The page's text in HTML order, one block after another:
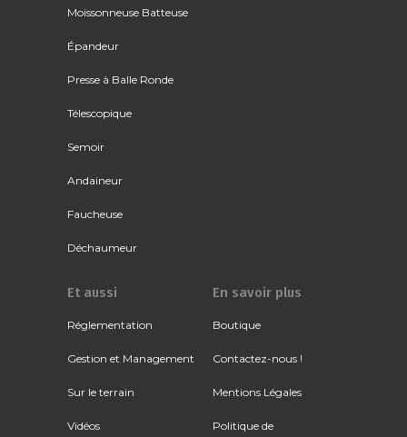
Moissonneuse Batteuse
Épandeur
Presse à Balle Ronde
Télescopique
Semoir
Andaineur
Faucheuse
Déchaumeur
Et aussi
Réglementation
Gestion et Management
Sur le terrain
Vidéos
En savoir plus
Boutique
Contactez-nous !
Mentions Légales
Politique de